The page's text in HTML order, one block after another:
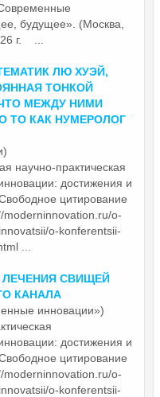
будущее». (Москва,
г. ...
ЛЮ ХУЭЙ,
ТОНКОЙ
МЕЖДУ НИМИ
ТО КАК НУМЕРОЛОГ
научно-практическая
достижения и
цитирование
moderninnovation.ru/o-
o-konferentsii-
...
СВИЩЕЙ
КАНАЛА
инновации»)
достижения и
цитирование
moderninnovation.ru/o-
o-konferentsii-